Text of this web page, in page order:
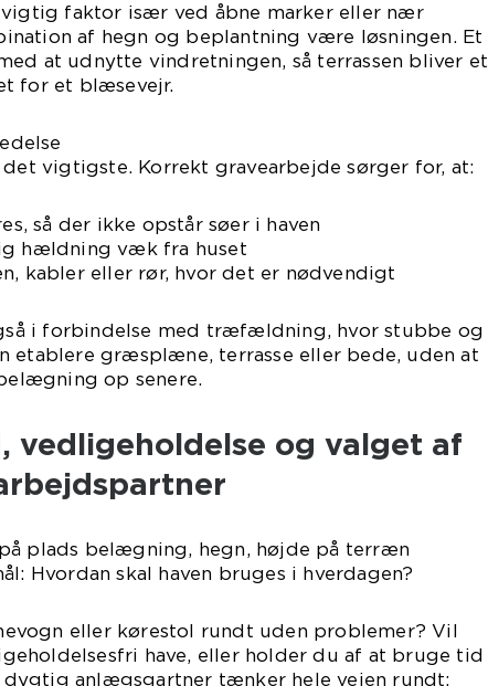
faktor især ved åbne marker eller nær
af hegn og beplantning være løsningen. Et
at udnytte vindretningen, så terrassen bliver et
for et blæsevejr.
vigtigste. Korrekt gravearbejde sørger for, at:
så der ikke opstår søer i haven
hældning væk fra huset
kabler eller rør, hvor det er nødvendigt
i forbindelse med træfældning, hvor stubbe og
etablere græsplæne, terrasse eller bede, uden at
op senere.
vedligeholdelse og valget af
plads belægning, hegn, højde på terræn
Hvordan skal haven bruges i hverdagen?
eller kørestol rundt uden problemer? Vil
have, eller holder du af at bruge tid
dygtig anlægsgartner tænker hele vejen rundt: